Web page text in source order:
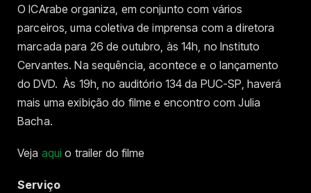
O ICArabe organiza, em conjunto com vários
parceiros, uma coletiva de imprensa com a diretora
marcada para 26 de outubro, às 14h, no Instituto
Cervantes. Na sequência, acontece e o lançamento
do DVD. Às 19h, no auditório 134 da PUC-SP, haverá
mais uma exibição do filme e encontro com Julia
Bacha.
Veja aqui o trailer do filme
Serviço